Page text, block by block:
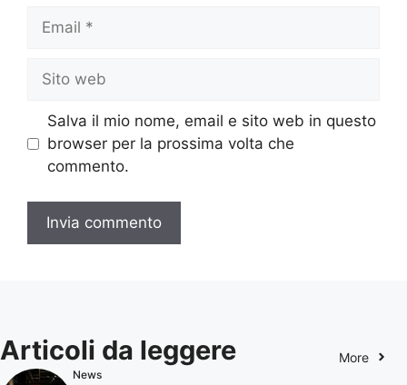
Email
Sito
web
Salva il mio nome, email e sito web in questo
browser per la prossima volta che
commento.
Articoli da leggere More
News